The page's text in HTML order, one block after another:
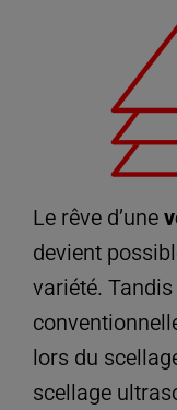
Le rêve d’une
devient
variété.
lors du
scellage